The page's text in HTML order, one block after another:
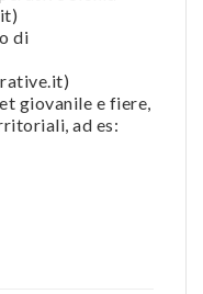
di
giovanile e fiere,
ad es: